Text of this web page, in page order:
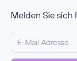
Melden Sie sich